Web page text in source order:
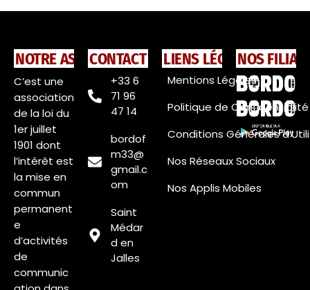
NOTRE ASSOCIATION
C’est une
association
de la loi du
1er juillet
1901 dont
l’intérêt est
la mise en
commun
permanent
e
d’activités
de
communic
CONTACT
+33 6
71 96
47 14
bordof
m33@
gmail.c
om
Saint
Médar
d en
Jalles
LIENS LÉGAUX
Mentions Légales
Politique de Confidentialité
Conditions Générales
Nos Réseaux Sociaux
Nos Applis Mobiles
NOS